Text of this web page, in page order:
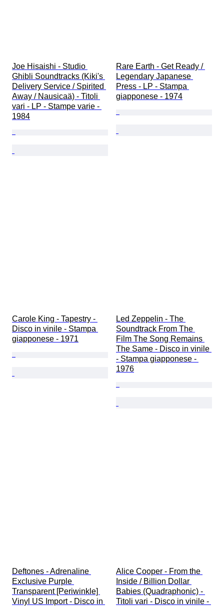
Joe Hisaishi - Studio
Ghibli Soundtracks (Kiki's
Delivery Service / Spirited
Away / Nausicaä) - Titoli
vari - LP - Stampe varie -
1984
Rare Earth - Get Ready /
Legendary Japanese
Press - LP - Stampa
giapponese - 1974
Carole King - Tapestry -
Disco in vinile - Stampa
giapponese - 1971
Led Zeppelin - The
Soundtrack From The
Film The Song Remains
The Same - Disco in vinile
- Stampa giapponese -
1976
Deftones - Adrenaline
Exclusive Purple
Transparent [Periwinkle]
Vinyl US Import - Disco in
Alice Cooper - From the
Inside / Billion Dollar
Babies (Quadraphonic) -
Titoli vari - Disco in vinile -